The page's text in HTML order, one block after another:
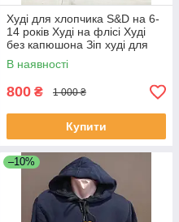
Худі для хлопчика S&D на 6-
14 років Худі на флісі Худі
без капюшона Зіп худі для
хлопчика Тепле худі
В наявності
800 ₴ 1 000 ₴
Купити
–10%